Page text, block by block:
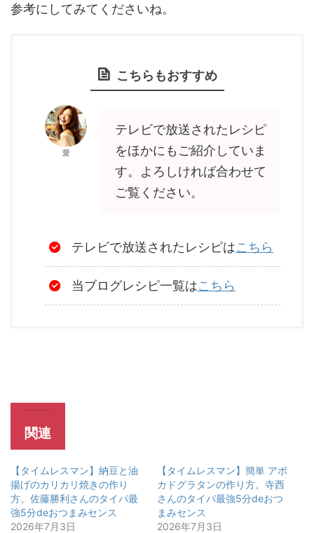
参考にしてみてくださいね。
こちらもおすすめ
愛
テレビで放送されたレシピ
をほかにもご紹介していま
す。よろしければ合わせて
ご覧ください。
テレビで放送されたレシピはこちら
当ブログレシピ一覧はこちら
関連
【タイムレスマン】納豆と油
揚げのカリカリ焼きの作り
方。佐藤勝利さんのタイパ最
強5分deおつまみセンス
2026年7月3日
【タイムレスマン】簡単 アボ
カドグラタンの作り方。寺西
さんのタイパ最強5分deおつ
まみセンス
2026年7月3日